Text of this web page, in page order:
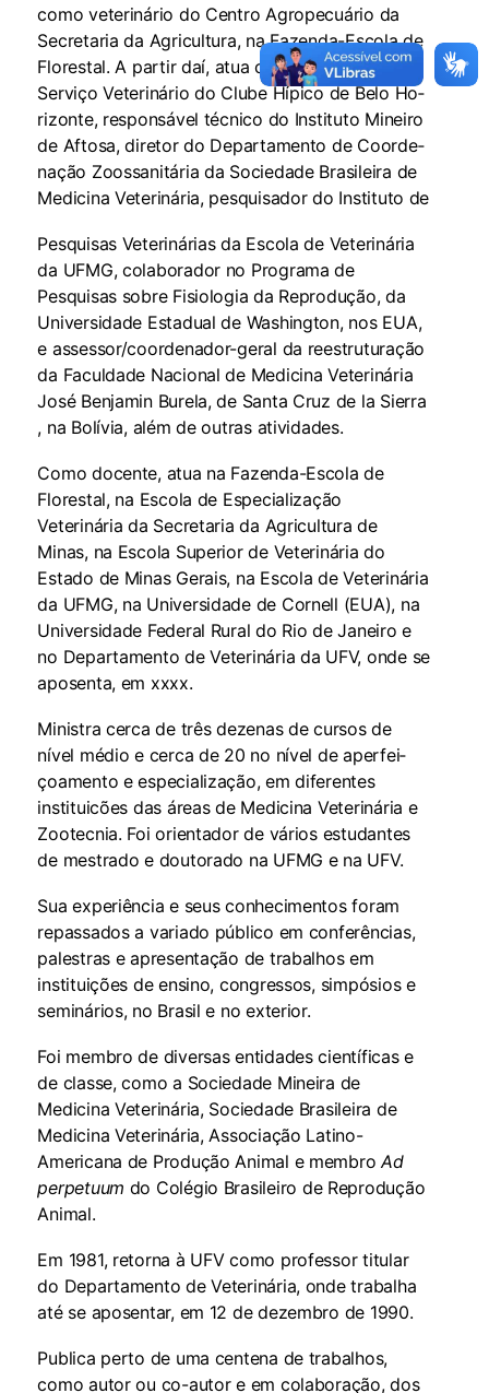
como veterinário do Centro Agropecuário da
Secretaria da Agricultura, na Fazenda-Escola de
Florestal. A partir daí, atua como chefe do
Serviço Veteriná­rio do Clube Hípico de Belo Ho­
rizonte, responsável técnico do Instituto Mineiro
de Aftosa, dire­tor do Departamento de Coorde­
nação Zoossanitária da Sociedade Brasileira de
Medicina Veteriná­ria, pesquisador do Instituto de
Pesquisas Veterinárias da Escola de Veterinária
da UFMG, colabo­rador no Programa de
Pesquisas sobre Fisiologia da Reprodução, da
Universidade Estadual de Wa­shington, nos EUA,
e asses­sor/coordenador-geral da re­estruturação
da Faculdade Nacional de Medicina Veterinária
José Benjamin Burela, de Santa Cruz de la Sierra
, na Bolívia, além de outras atividades.
Como docente, atua na Fa­zenda-Escola de
Florestal, na Es­cola de Especialização
Veterinária da Secretaria da Agricultura de
Minas, na Escola Superior de Ve­terinária do
Estado de Minas Ge­rais, na Escola de Veterinária
da UFMG, na Universidade de Cornell (EUA), na
Universidade Federal Rural do Rio de Janeiro e
no De­partamento de Veterinária da UFV, onde se
aposenta, em xxxx.
Ministra cerca de três deze­nas de cursos de
nível médio e cerca de 20 no nível de aperfei­
çoamento e especialização, em di­ferentes
instituicões das áreas de Medicina Veterinária e
Zootecnia. Foi orientador de vários estudantes
de mestrado e doutorado na UFMG e na UFV.
Sua experiência e seus conhe­cimentos foram
repassados a va­riado público em conferências,
palestras e apresentação de traba­lhos em
instituições de ensino, congressos, simpósios e
seminá­rios, no Brasil e no exterior.
Foi membro de diversas enti­dades científicas e
de classe, como a Sociedade Mineira de
Medicina Veterinária, Sociedade Brasileira de
Medicina Veterinária, Asso­ciação Latino-
Americana de Pro­dução Animal e membroAd
per­petuum do Colégio Brasileiro de Reprodução
Animal.
Em 1981, retorna à UFV como professor titular
do Departamento de Veterinária, onde trabalha
até se aposentar, em 12 de dezembro de 1990.
Publica perto de uma cente­na de trabalhos,
como autor ou co-autor e em colaboração, dos